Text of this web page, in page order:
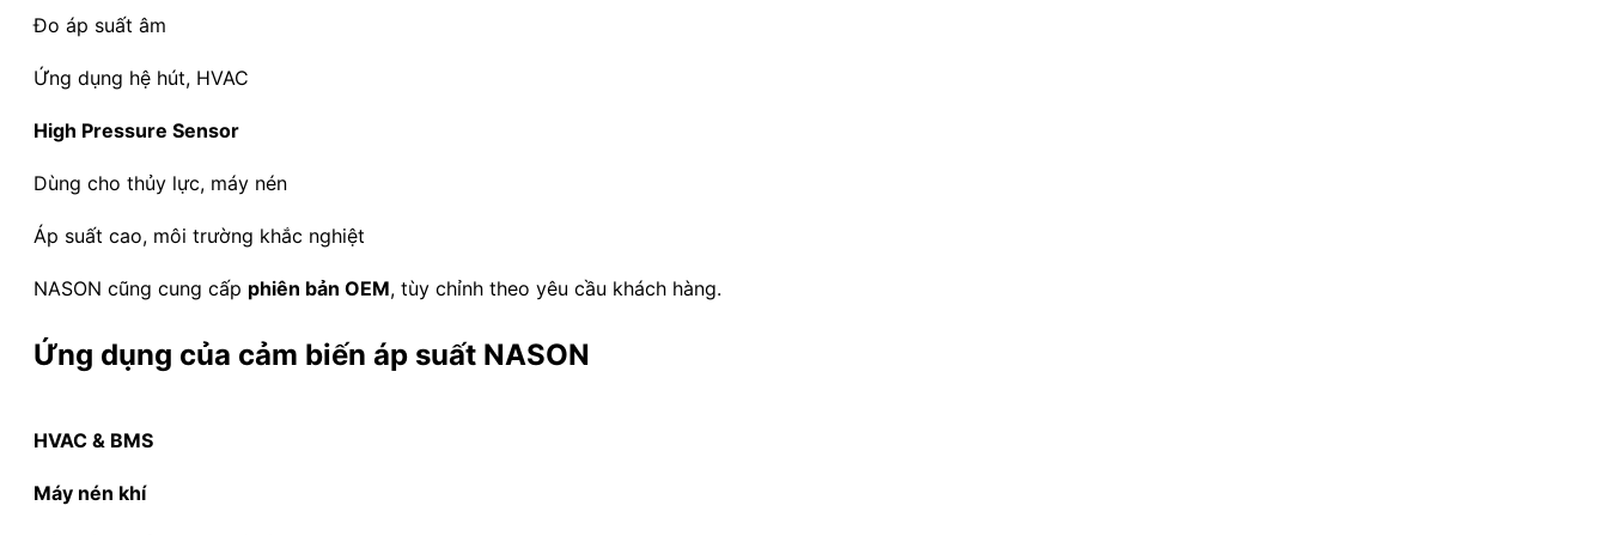
Đo áp suất âm
Ứng dụng hệ hút, HVAC
High Pressure Sensor
Dùng cho thủy lực, máy nén
Áp suất cao, môi trường khắc nghiệt
NASON cũng cung cấp phiên bản OEM, tùy chỉnh theo yêu cầu khách hàng.
Ứng dụng của cảm biến áp suất NASON
HVAC & BMS
Máy nén khí